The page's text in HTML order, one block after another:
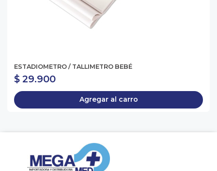
ESTADIOMETRO / TALLIMETRO BEBÉ
$ 29.900
Agregar al carro